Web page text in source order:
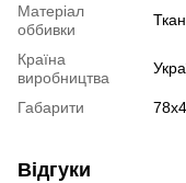
Матеріал
оббивки
Країна
виробництва
Габарити
Відгуки